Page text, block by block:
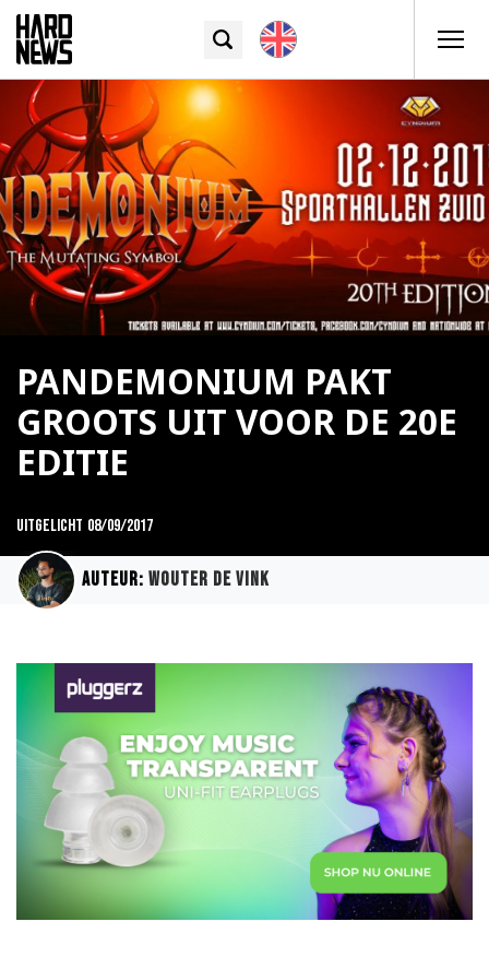
PANDEMONIUM PAKT
GROOTS UIT VOOR DE 20E
EDITIE
Uitgelicht 08/09/2017
Auteur: Wouter de Vink